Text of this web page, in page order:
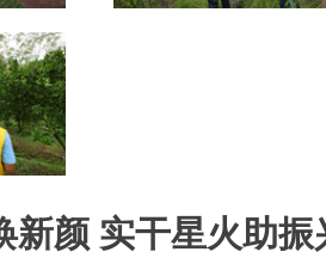
新颜 实干星火助